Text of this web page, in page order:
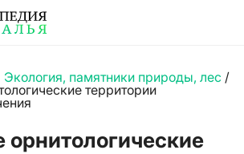
Экология, памятники природы, лес /
территории